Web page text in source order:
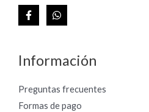
Información
Preguntas frecuentes
Formas de pago